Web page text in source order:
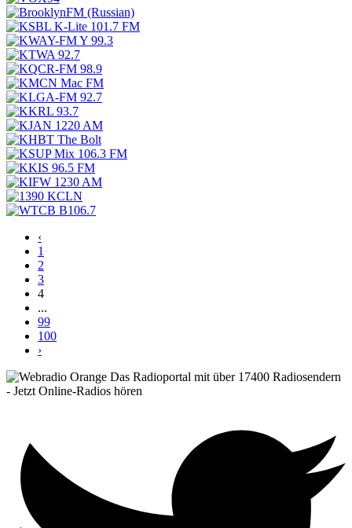
‹
1
2
3
4
...
99
100
›
Das Radioportal mit über 17400 Radiosendern
- Jetzt Online-Radios hören